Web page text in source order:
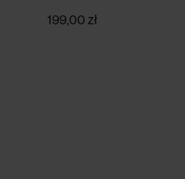
199,00 zł